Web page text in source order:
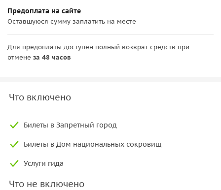
Предоплата на сайте
Оставшуюся сумму заплатить на месте
Для предоплаты доступен полный возврат средств при
отмене за 48 часов
Что включено
Билеты в Запретный город
Билеты в Дом национальных сокровищ
Услуги гида
Что не включено